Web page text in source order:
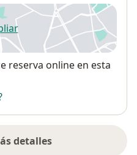
abre en una nueva
reserva online en esta
detalles
la dirección